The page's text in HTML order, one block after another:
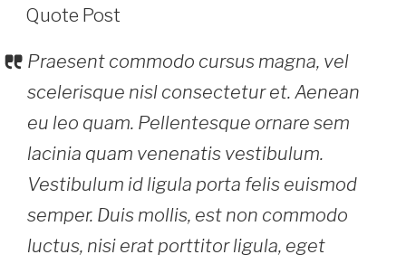
LE
Quote Post
Praesent commodo cursus magna, vel
scelerisque nisl consectetur et. Aenean
eu leo quam. Pellentesque ornare sem
lacinia quam venenatis vestibulum.
Vestibulum id ligula porta felis euismod
semper. Duis mollis, est non commodo
luctus, nisi erat porttitor ligula, eget